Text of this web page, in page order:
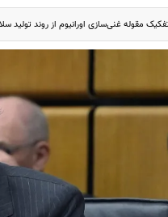
مقوله غنی‌سازی اورانیوم از روند